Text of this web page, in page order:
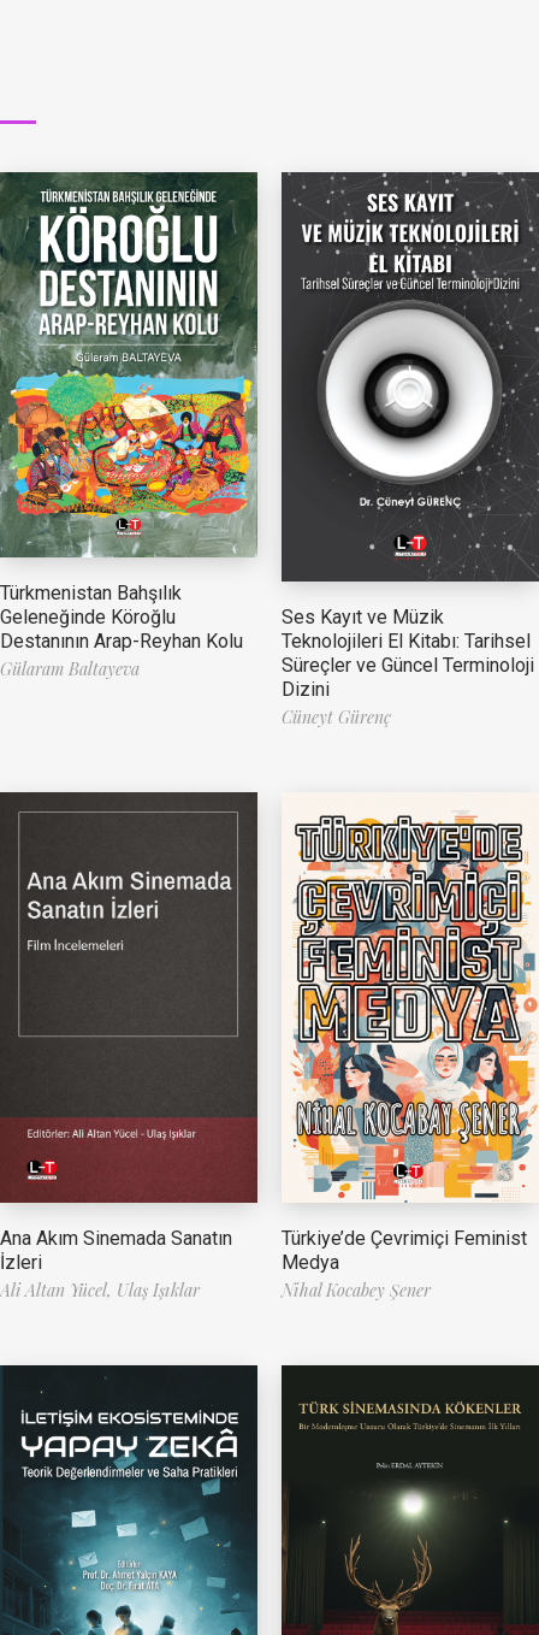
Türkmenistan Bahşılık
Geleneğinde Köroğlu
Destanının Arap-Reyhan Kolu
Gülaram Baltayeva
Ses Kayıt ve Müzik
Teknolojileri El Kitabı: Tarihsel
Süreçler ve Güncel Terminoloji
Dizini
Cüneyt Gürenç
Ana Akım Sinemada Sanatın
İzleri
Ali Altan Yücel, Ulaş Işıklar
Türkiye’de Çevrimiçi Feminist
Medya
Nihal Kocabey Şener